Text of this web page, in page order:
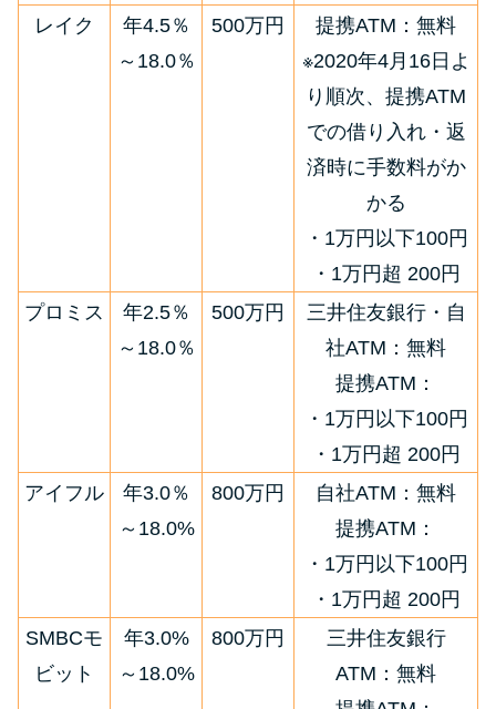
レイク
年4.5％
～18.0％
500万円
提携ATM：無料
※2020年4月16日よ
り順次、提携ATM
での借り入れ・返
済時に手数料がか
かる
・1万円以下100円
・1万円超 200円
プロミス
年2.5％
～18.0％
500万円
三井住友銀行・自
社ATM：無料
提携ATM：
・1万円以下100円
・1万円超 200円
アイフル
年3.0％
～18.0%
800万円
自社ATM：無料
提携ATM：
・1万円以下100円
・1万円超 200円
SMBCモ
ビット
年3.0%
～18.0%
800万円
三井住友銀行
ATM：無料